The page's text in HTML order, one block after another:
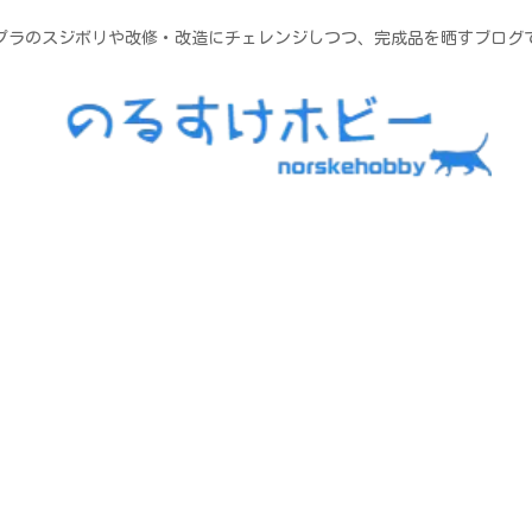
ラのスジボリや改修・改造にチェレンジしつつ、完成品を晒すブログ